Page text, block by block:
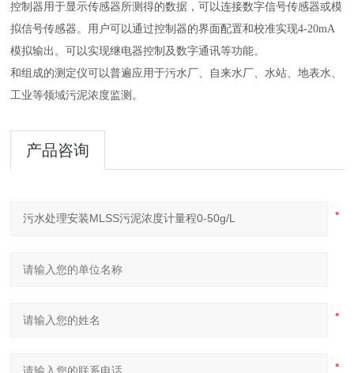
控制器用于显示传感器所测得的数据，可以连接数字信号传感器或模
拟信号传感器。用户可以通过控制器的界面配置和校准实现4-20mA
模拟输出。可以实现继电器控制及数字通讯等功能。
和组成的测定仪可以普遍应用于污水厂、自来水厂、水站、地表水、
工业等领域污泥浓度监测。
产品咨询